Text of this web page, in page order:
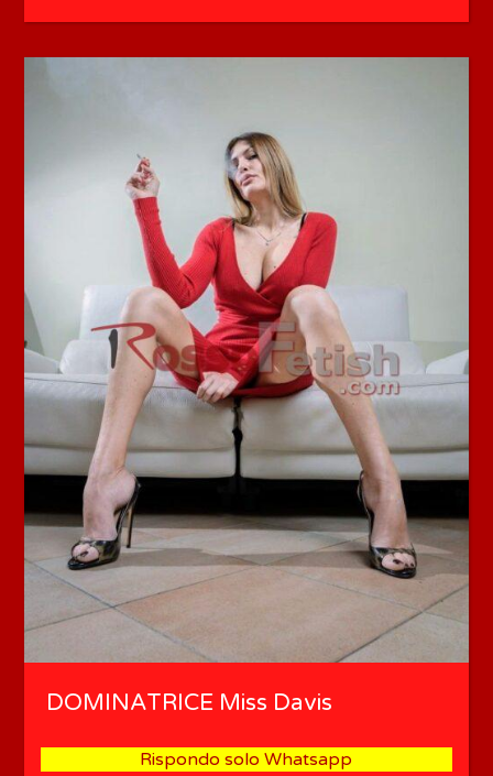
DOMINATRICE Miss Davis
Rispondo solo Whatsapp